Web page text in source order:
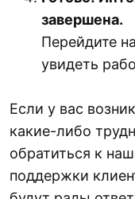
завершена.
Перейдите
увидеть
Если у вас
какие-либо
обратиться к
поддержки